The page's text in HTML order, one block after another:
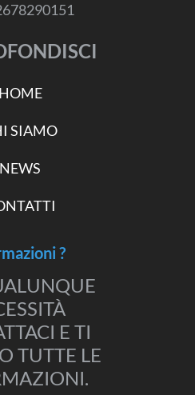
HOME
SIAMO
NEWS
?
E TI
TUTTE LE